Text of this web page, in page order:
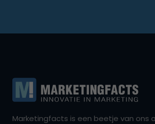
Marketingfacts is een beetje van ons